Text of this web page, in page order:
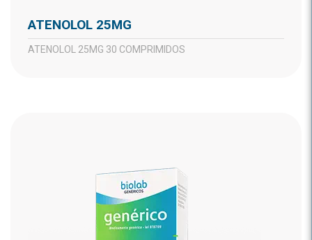
ATENOLOL 25MG
ATENOLOL 25MG 30 COMPRIMIDOS